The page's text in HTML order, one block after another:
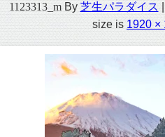
1123313_m By 芝生パラダイス
size is 1920 ×